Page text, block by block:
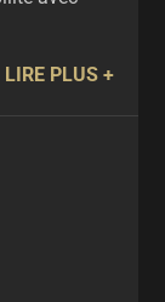
LIRE PLUS